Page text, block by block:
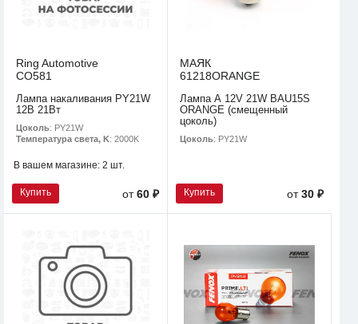
Ring Automotive
CO581
Лампа накаливания PY21W
12В 21Вт
Цоколь: PY21W
Температура света, K: 2000K
В вашем магазине: 2 шт.
Купить от60 ₽
МАЯК
61218ORANGE
Лампа А 12V 21W BAU15S
ORANGE (смещенный
цоколь)
Цоколь: PY21W
Купить от30 ₽